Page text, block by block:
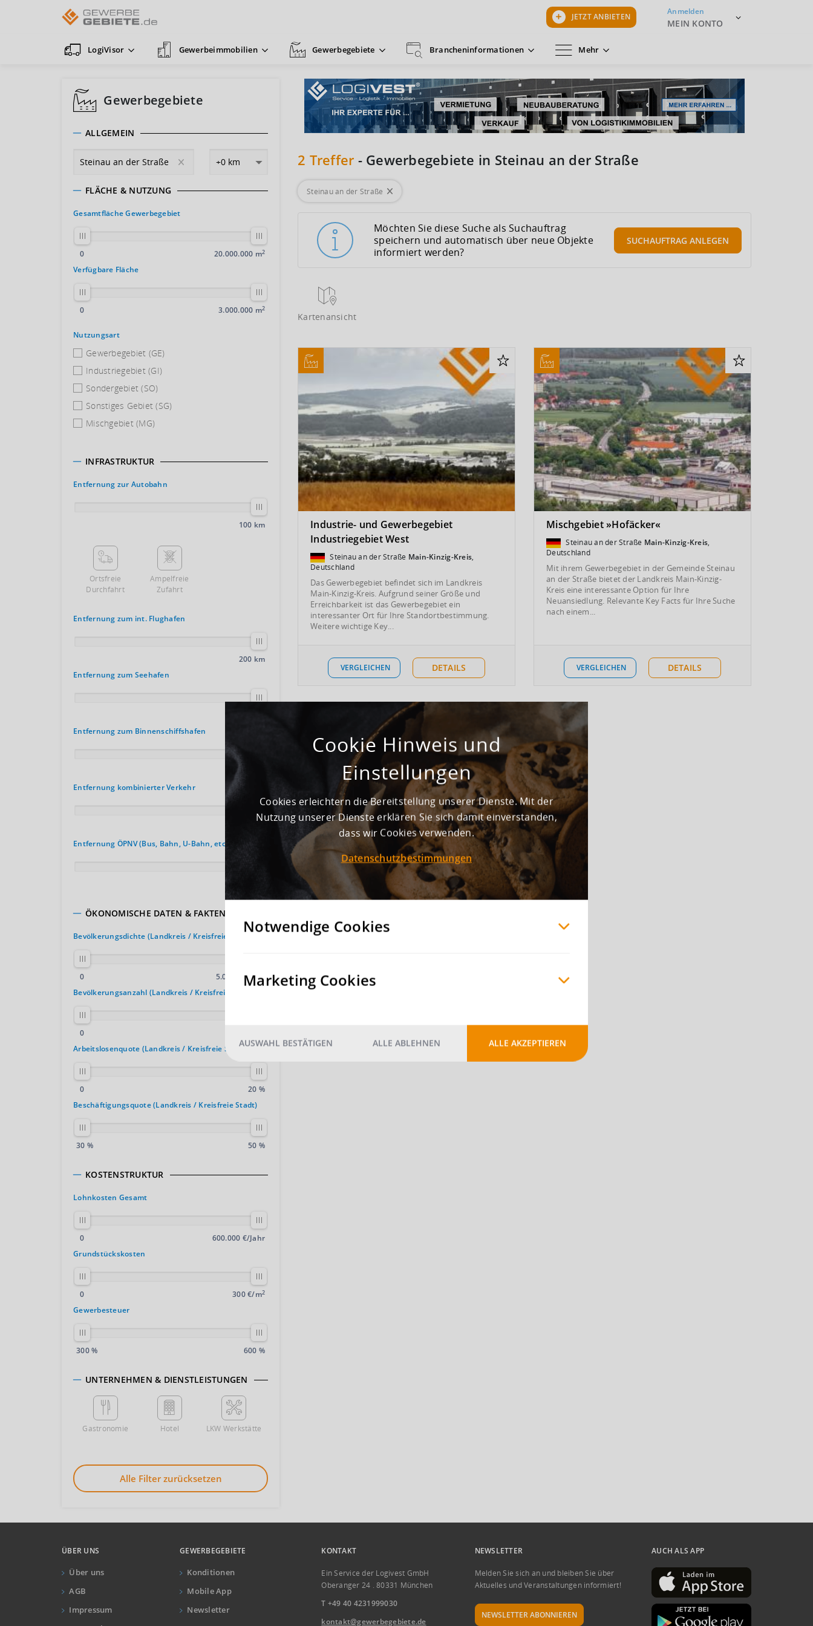
JETZT ANBIETEN
Anmelden
MEIN KONTO
LogiVisor Gewerbeimmobilien Gewerbegebiete Brancheninformationen Mehr
Gewerbegebiete
ALLGEMEIN
FLÄCHE & NUTZUNG
Gesamtfläche Gewerbegebiet
0 20.000.000 m2
Verfügbare Fläche
0 3.000.000 m2
Nutzungsart
Gewerbegebiet (GE)
Industriegebiet (GI)
Sondergebiet (SO)
Sonstiges Gebiet (SG)
Mischgebiet (MG)
INFRASTRUKTUR
Entfernung zur Autobahn
100 km
Ortsfreie
Durchfahrt
Ampelfreie
Zufahrt
Entfernung zum int. Flughafen
200 km
Entfernung zum Seehafen
Entfernung zum Binnenschiffshafen
Entfernung kombinierter Verkehr
Entfernung ÖPNV (Bus, Bahn, U-Bahn, etc.)
ÖKONOMISCHE DATEN & FAKTEN
Bevölkerungsdichte (Landkreis / Kreisfreie Stadt)
0 5.000 E. / km
Bevölkerungsanzahl (Landkreis / Kreisfreie Stadt)
0
Arbeitslosenquote (Landkreis / Kreisfreie Stadt)
0
20 %
Beschäftigungsquote (Landkreis / Kreisfreie Stadt)
30 % 50 %
KOSTENSTRUKTUR
Lohnkosten Gesamt
0
600.000 €/Jahr
Grundstückskosten
0 300 €/m2
Gewerbesteuer
300 % 600 %
UNTERNEHMEN & DIENSTLEISTUNGEN
Gastronomie Hotel LKW Werkstätte
Alle Filter zurücksetzen
2 Treffer - Gewerbegebiete in Steinau an der Straße
Steinau an der Straße
Möchten Sie diese Suche als Suchauftrag
speichern und automatisch über neue Objekte
informiert werden?
SUCHAUFTRAG ANLEGEN
Kartenansicht
Industrie- und Gewerbegebiet
Industriegebiet West
Steinau an der Straße Main-Kinzig-Kreis,
Deutschland
Das Gewerbegebiet befindet sich im Landkreis
Main-Kinzig-Kreis. Aufgrund seiner Größe und
Erreichbarkeit ist das Gewerbegebiet ein
interessanter Ort für Ihre Standortbestimmung.
Weitere wichtige Key...
VERGLEICHEN DETAILS
Mischgebiet »Hofäcker«
Steinau an der Straße Main-Kinzig-Kreis,
Deutschland
Mit ihrem Gewerbegebiet in der Gemeinde Steinau
an der Straße bietet der Landkreis Main-Kinzig-
Kreis eine interessante Option für Ihre
Neuansiedlung. Relevante Key Facts für Ihre Suche
nach einem...
VERGLEICHEN DETAILS
ÜBER UNS
Über uns
AGB
Impressum
GEWERBEGEBIETE
Konditionen
Mobile App
Newsletter
KONTAKT
Ein Service der Logivest GmbH
Oberanger 24 . 80331 München
T +49 40 4231999030
kontakt@gewerbegebiete.de
NEWSLETTER
Melden Sie sich an und bleiben Sie über
Aktuelles und Veranstaltungen informiert!
NEWSLETTER ABONNIEREN
AUCH ALS APP
Cookie Hinweis und
Einstellungen
Cookies erleichtern die Bereitstellung unserer Dienste. Mit der
Nutzung unserer Dienste erklären Sie sich damit einverstanden,
dass wir Cookies verwenden.
Datenschutzbestimmungen
Notwendige Cookies
Marketing Cookies
AUSWAHL BESTÄTIGEN ALLE ABLEHNEN ALLE AKZEPTIEREN